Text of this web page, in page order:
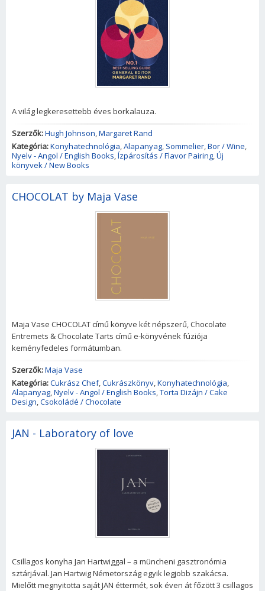
A világ legkeresettebb éves borkalauza.
Szerzők:Hugh Johnson,Margaret Rand
Kategória:Konyhatechnológia,Alapanyag, Sommelier,Bor / Wine,
Nyelv - Angol / English Books,Ízpárosítás / Flavor Pairing,Új
könyvek / New Books
CHOCOLAT by Maja Vase
Maja Vase CHOCOLAT című könyve két népszerű, Chocolate
Entremets & Chocolate Tarts című e-könyvének fúziója
keményfedeles formátumban.
Szerzők:Maja Vase
Kategória:Cukrász Chef,Cukrászkönyv,Konyhatechnológia,
Alapanyag,Nyelv - Angol / English Books,Torta Dizájn / Cake
Design,Csokoládé / Chocolate
JAN - Laboratory of love
Csillagos konyha Jan Hartwiggal – a müncheni gasztronómia
sztárjával. Jan Hartwig Németország egyik legjobb szakácsa.
Mielőtt megnyitotta saját JAN éttermét, sok éven át főzött 3 csillagos